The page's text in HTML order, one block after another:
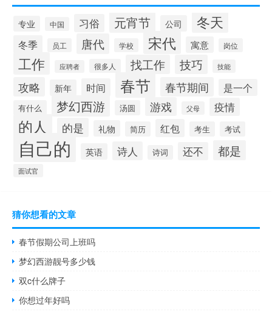
专业 中国 习俗 元宵节 公司 冬天
冬季 员工 唐代 学校 宋代 寓意 岗位
工作 应聘者 很多人 找工作 技巧 技能
攻略 新年 时间 春节 春节期间 是一个
有什么 梦幻西游 汤圆 游戏 父母 疫情
的人 的是 礼物 简历 红包 考生 考试
自己的 英语 诗人 诗词 还不 都是
面试官
猜你想看的文章
春节假期公司上班吗
梦幻西游靓号多少钱
双c什么牌子
你想过年好吗